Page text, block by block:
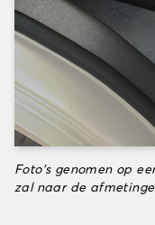
Foto's genomen op
zal naar de